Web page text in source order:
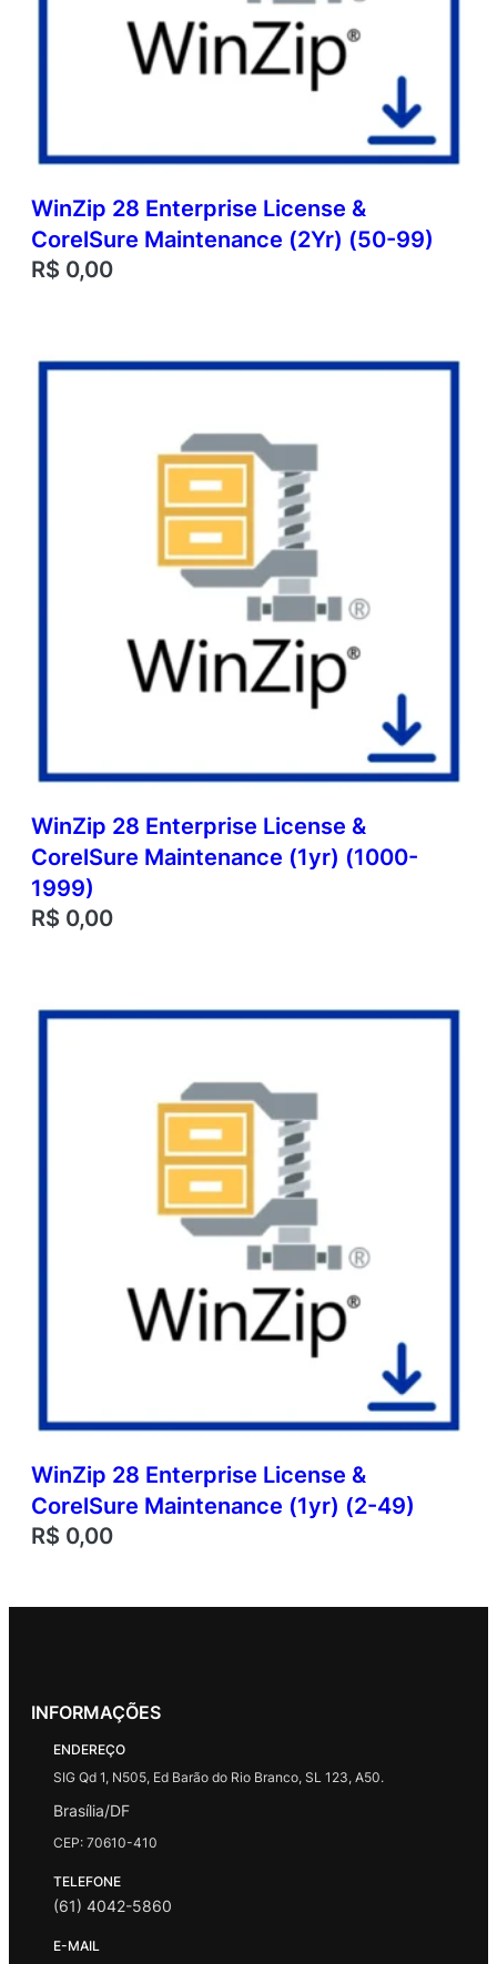
WinZip 28 Enterprise License &
CorelSure Maintenance (2Yr) (50-99)
R$ 0,00
WinZip 28 Enterprise License &
CorelSure Maintenance (1yr) (1000-
1999)
R$ 0,00
WinZip 28 Enterprise License &
CorelSure Maintenance (1yr) (2-49)
R$ 0,00
INFORMAÇÕES
ENDEREÇO
SIG Qd 1, N505, Ed Barão do Rio Branco, SL 123, A50.
Brasília/DF
CEP: 70610-410
TELEFONE
(61) 4042-5860
E-MAIL